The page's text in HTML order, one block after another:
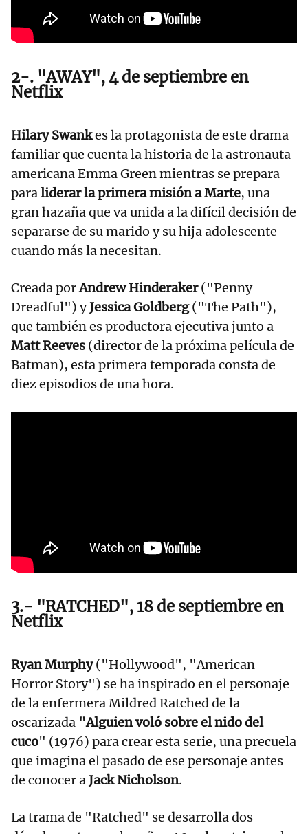
2-. "AWAY", 4 de septiembre en
Netflix
Hilary Swankes la protagonista de este drama
familiar que cuenta la historia de la astronauta
americana Emma Green mientras se prepara
paraliderar la primera misión a Marte, una
gran hazaña que va unida a la difícil decisión de
separarse de su marido y su hija adolescente
cuando más la necesitan.
Creada porAndrew Hinderaker("Penny
Dreadful") yJessica Goldberg("The Path"),
que también es productora ejecutiva junto a
Matt Reeves (director de la próxima película de
Batman), esta primera temporada consta de
diez episodios de una hora.
3.- "RATCHED", 18 de septiembre en
Netflix
Ryan Murphy("Hollywood", "American
Horror Story") se ha inspirado en el personaje
de la enfermera Mildred Ratched de la
oscarizada "Alguien voló sobre el nido del
cuco" (1976) para crear esta serie, una precuela
que imagina el pasado de ese personaje antes
de conocer aJack Nicholson.
La trama de "Ratched" se desarrolla dos